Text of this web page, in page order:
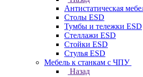
Антистатическая
Столы ESD
Тумбы и тележки ESD
Стеллажи ESD
Стойки ESD
Стулья ESD
Мебель к станкам с ЧПУ
Назад